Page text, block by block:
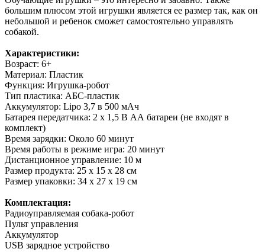
большим плюсом этой игрушки является ее размер так, как он
небольшой и ребенок сможет самостоятельно управлять
собакой.
Характеристики:
Возраст: 6+
Материал: Пластик
Функция: Игрушка-робот
Тип пластика: АБС-пластик
Аккумулятор: Lipo 3,7 в 500 мАч
Батарея передатчика: 2 х 1,5 В АА батареи (не входят в
комплект)
Время зарядки: Около 60 минут
Время работы в режиме игра: 20 минут
Дистанционное управление: 10 м
Размер продукта: 25 х 15 х 28 см
Размер упаковки: 34 х 27 х 19 см
Комплектация:
Радиоуправляемая собака-робот
Пульт управления
Аккумулятор
USB зарядное устройство